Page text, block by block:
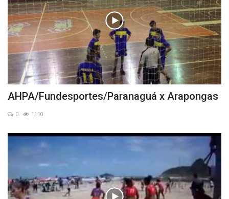
AHPA/Fundesportes/Paranaguá x Arapongas
0 1110